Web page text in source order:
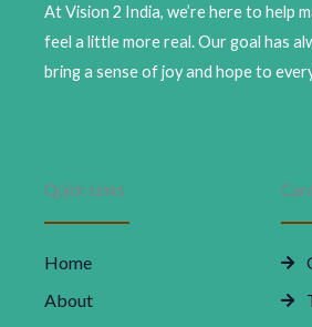
At Vision 2 India, we’re here to help
feel a little more real. Our goal has
bring a sense of joy and hope to
Quick Links
Home
About